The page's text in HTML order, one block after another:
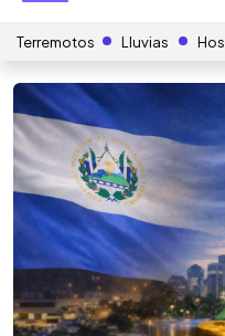
Terremotos Lluvias